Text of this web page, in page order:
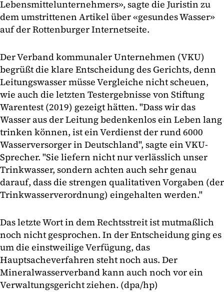
Lebensmittelunternehmers», sagte die Juristin zu
dem umstrittenen Artikel über «gesundes Wasser»
auf der Rottenburger Internetseite.
Der Verband kommunaler Unternehmen (VKU)
begrüßt die klare Entscheidung des Gerichts, denn
Leitungswasser müsse Vergleiche nicht scheuen,
wie auch die letzten Testergebnisse von Stiftung
Warentest (2019) gezeigt hätten. "Dass wir das
Wasser aus der Leitung bedenkenlos ein Leben lang
trinken können, ist ein Verdienst der rund 6000
Wasserversorger in Deutschland", sagte ein VKU-
Sprecher. "Sie liefern nicht nur verlässlich unser
Trinkwasser, sondern achten auch sehr genau
darauf, dass die strengen qualitativen Vorgaben (der
Trinkwasserverordnung) eingehalten werden."
Das letzte Wort in dem Rechtsstreit ist mutmaßlich
noch nicht gesprochen. In der Entscheidung ging es
um die einstweilige Verfügung, das
Hauptsacheverfahren steht noch aus. Der
Mineralwasserverband kann auch noch vor ein
Verwaltungsgericht ziehen. (dpa/hp)